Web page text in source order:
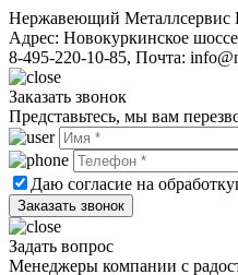
Нержавеющий Металлсервис
Адрес: Новокуркинское
8-495-220-10-85, Почта:
Заказать звонок
Представьтесь, мы вам
Даю согласие на обработку
Задать вопрос
Менеджеры компании с